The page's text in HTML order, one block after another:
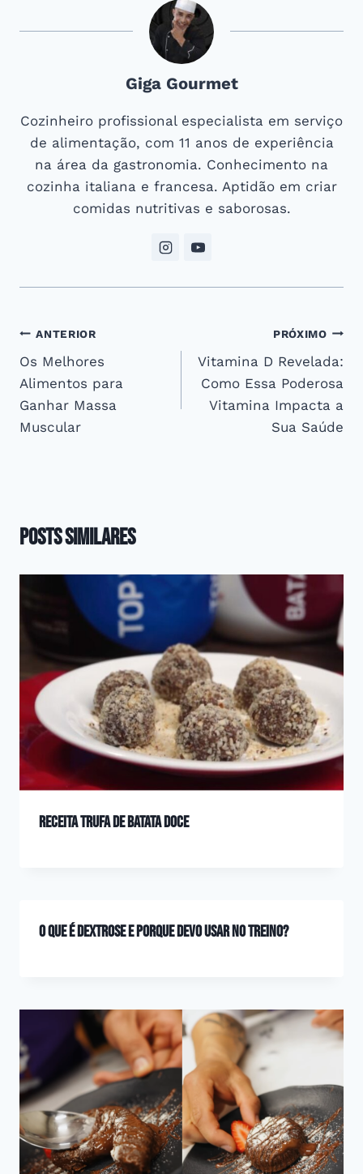
Giga Gourmet
Cozinheiro profissional especialista em serviço
de alimentação, com 11 anos de experiência
na área da gastronomia. Conhecimento na
cozinha italiana e francesa. Aptidão em criar
comidas nutritivas e saborosas.
Navegação
de
Post
ANTERIOR
Os Melhores
Alimentos para
Ganhar Massa
Muscular
PRÓXIMO
Vitamina D Revelada:
Como Essa Poderosa
Vitamina Impacta a
Sua Saúde
Posts Similares
Receita Trufa de Batata Doce
O que é dextrose e porque devo usar no treino?